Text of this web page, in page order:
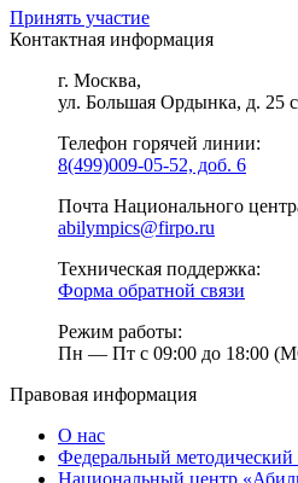
Принять участие
Контактная информация
г. Москва,
ул. Большая Ордынка, д. 25
Телефон горячей линии:
8(499)009-05-52, доб. 6
Почта Национального
abilympics@firpo.ru
Техническая поддержка:
Форма обратной связи
Режим работы:
Пн — Пт с 09:00 до 18:00
Правовая информация
О нас
Федеральный